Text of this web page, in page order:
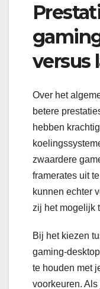
versus
Over het
betere
hebben
zwaardere
framerates uit
kunnen echter
zij het mogelijk
Bij het kiezen
gaming-
te houden met
voorkeuren.